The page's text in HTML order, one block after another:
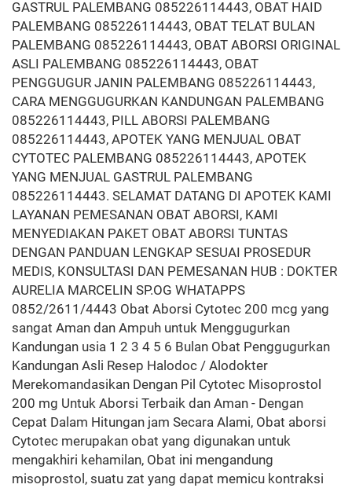
GASTRUL PALEMBANG 085226114443, OBAT HAID
PALEMBANG 085226114443, OBAT TELAT BULAN
PALEMBANG 085226114443, OBAT ABORSI ORIGINAL
ASLI PALEMBANG 085226114443, OBAT
PENGGUGUR JANIN PALEMBANG 085226114443,
CARA MENGGUGURKAN KANDUNGAN PALEMBANG
085226114443, PILL ABORSI PALEMBANG
085226114443, APOTEK YANG MENJUAL OBAT
CYTOTEC PALEMBANG 085226114443, APOTEK
YANG MENJUAL GASTRUL PALEMBANG
085226114443. SELAMAT DATANG DI APOTEK KAMI
LAYANAN PEMESANAN OBAT ABORSI, KAMI
MENYEDIAKAN PAKET OBAT ABORSI TUNTAS
DENGAN PANDUAN LENGKAP SESUAI PROSEDUR
MEDIS, KONSULTASI DAN PEMESANAN HUB : DOKTER
AURELIA MARCELIN SP.OG WHATAPPS
0852/2611/4443 Obat Aborsi Cytotec 200 mcg yang
sangat Aman dan Ampuh untuk Menggugurkan
Kandungan usia 1 2 3 4 5 6 Bulan Obat Penggugurkan
Kandungan Asli Resep Halodoc / Alodokter
Merekomandasikan Dengan Pil Cytotec Misoprostol
200 mg Untuk Aborsi Terbaik dan Aman - Dengan
Cepat Dalam Hitungan jam Secara Alami, Obat aborsi
Cytotec merupakan obat yang digunakan untuk
mengakhiri kehamilan, Obat ini mengandung
misoprostol, suatu zat yang dapat memicu kontraksi